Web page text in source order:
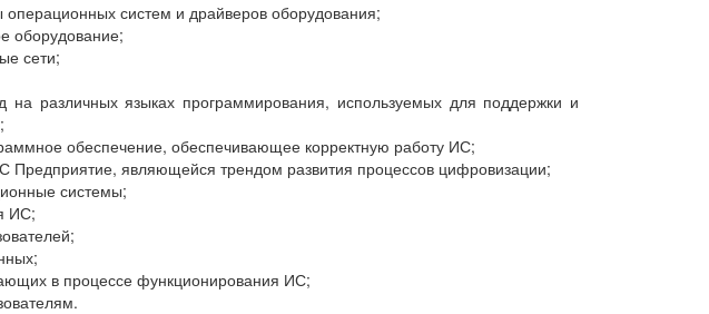
операционных систем и драйверов оборудования;
оборудование;
сети;
на различных языках программирования, используемых для поддержки и
обеспечение, обеспечивающее корректную работу ИС;
Предприятие, являющейся трендом развития процессов цифровизации;
системы;
ИС;
в процессе функционирования ИС;